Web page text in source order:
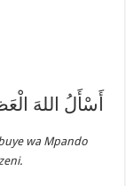
أَسْأَلُ اللهَ
wa Mpando